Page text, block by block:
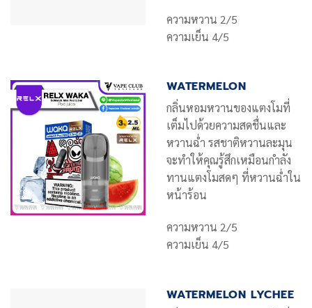
ความหวาน 2/5
ความเย็น 4/5
WATERMELON
กลิ่นหอมหวานของแตงโมที่
เต็มไปด้วยความสดชื่นและ
หวานฉ่ำ รสชาติหวานละมุน
จะทำให้คุณรู้สึกเหมือนกำลัง
ทานแตงโมสดๆ ที่หวานฉ่ำใน
หน้าร้อน
ความหวาน 2/5
ความเย็น 4/5
WATERMELON LYCHEE